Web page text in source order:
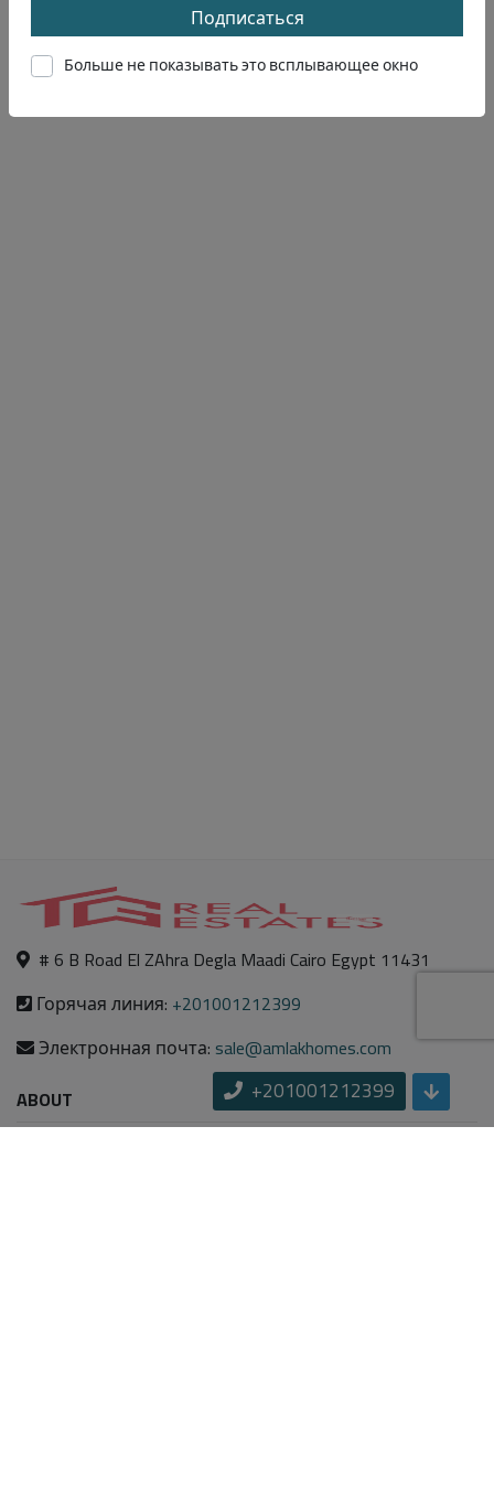
Подписаться
Больше не показывать это всплывающее окно
# 6 B Road El ZAhra Degla Maadi Cairo Egypt 11431
Горячая линия: +201001212399
Электронная почта: sale@amlakhomes.com
ABOUT
+201001212399